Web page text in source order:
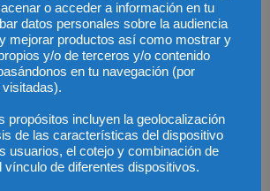
totalmente desmesurado que una
pueda alcanzar hasta tres años y medio
libre de cotización y de tributación, además
desempleo contributivo de dos años, periodo
por el Servicio Publico de Empleo
que cuando estaba en activo, y el subsidio
que se alcance la edad de jubilación, periodo
mantener las mismas bases reguladoras de
o acceder a información en tu
datos personales sobre la audiencia
mejorar productos así como mostrar y
y/o de terceros y/o contenido
en tu navegación (por
propósitos incluyen la geolocalización
de las características del dispositivo
usuarios, el cotejo y combinación de
vínculo de diferentes dispositivos.